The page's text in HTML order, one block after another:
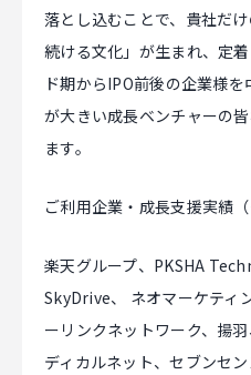
落とし込むことで、貴社だ
続ける文化」が生まれ、定
ド期からIPO前後の企業様
が大きい成長ベンチャーの
ます。
ご利用企業・成長支援実績（
楽天グループ、PKSHA
SkyDrive、 ネオマーケティ
ーリンクネットワーク、揚
ディカルネット、セブンセ